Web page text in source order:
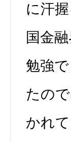
に汗
国金
勉強
たの
かれ